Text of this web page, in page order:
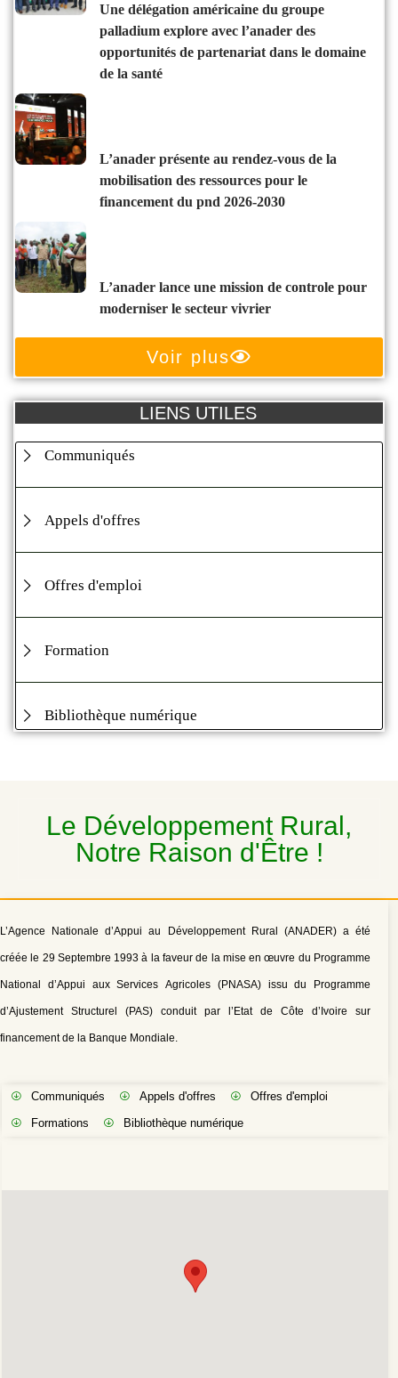
une délégation américaine du groupe
palladium explore avec l’anader des
opportunités de partenariat dans le domaine
de la santé
l’anader présente au rendez-vous de la
mobilisation des ressources pour le
financement du pnd 2026-2030
l’anader lance une mission de controle pour
moderniser le secteur vivrier
Voir plus
LIENS UTILES
Communiqués
Appels d'offres
Offres d'emploi
Formation
Bibliothèque numérique
Le Développement Rural,
Notre Raison d'Être !
L’Agence Nationale d’Appui au Développement Rural (ANADER) a été
créée le 29 Septembre 1993 à la faveur de la mise en œuvre du Programme
National d’Appui aux Services Agricoles (PNASA) issu du Programme
d’Ajustement Structurel (PAS) conduit par l’Etat de Côte d’Ivoire sur
financement de la Banque Mondiale.
Communiqués Appels d'offres
Offres d'emploi
Formations
Bibliothèque numérique